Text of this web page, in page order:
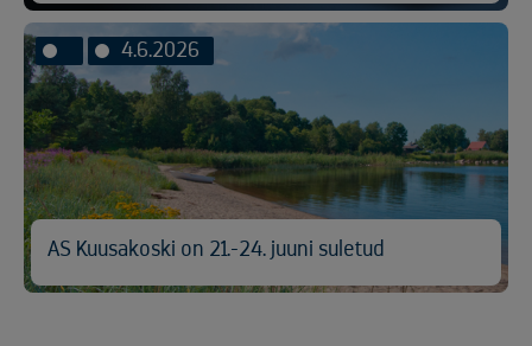
4.6.2026
AS Kuusakoski on 21.-24. juuni suletud